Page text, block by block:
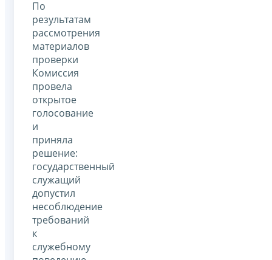
По
результатам
рассмотрения
материалов
проверки
Комиссия
провела
открытое
голосование
и
приняла
решение:
государственный
служащий
допустил
несоблюдение
требований
к
служебному